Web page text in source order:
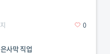
0
사막 직업